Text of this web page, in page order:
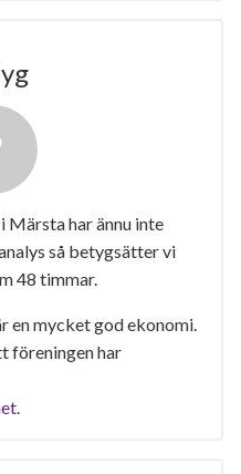
Märsta har ännu inte
så betygsätter vi
48 timmar.
en mycket god ekonomi.
föreningen har